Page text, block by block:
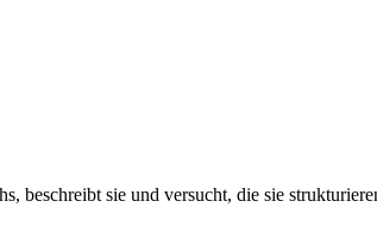
beschreibt sie und versucht, die sie